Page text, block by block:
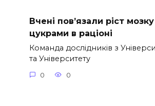
Вчені пов’язали ріст
цукрами в раціоні
Команда дослідників з
та Університету
0 0